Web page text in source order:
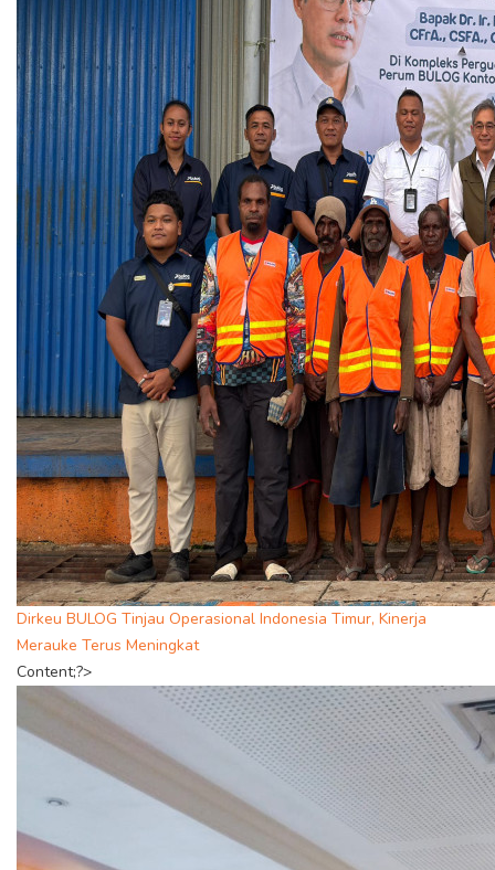
Dirkeu BULOG Tinjau Operasional Indonesia Timur, Kinerja
Merauke Terus Meningkat
Content;?>